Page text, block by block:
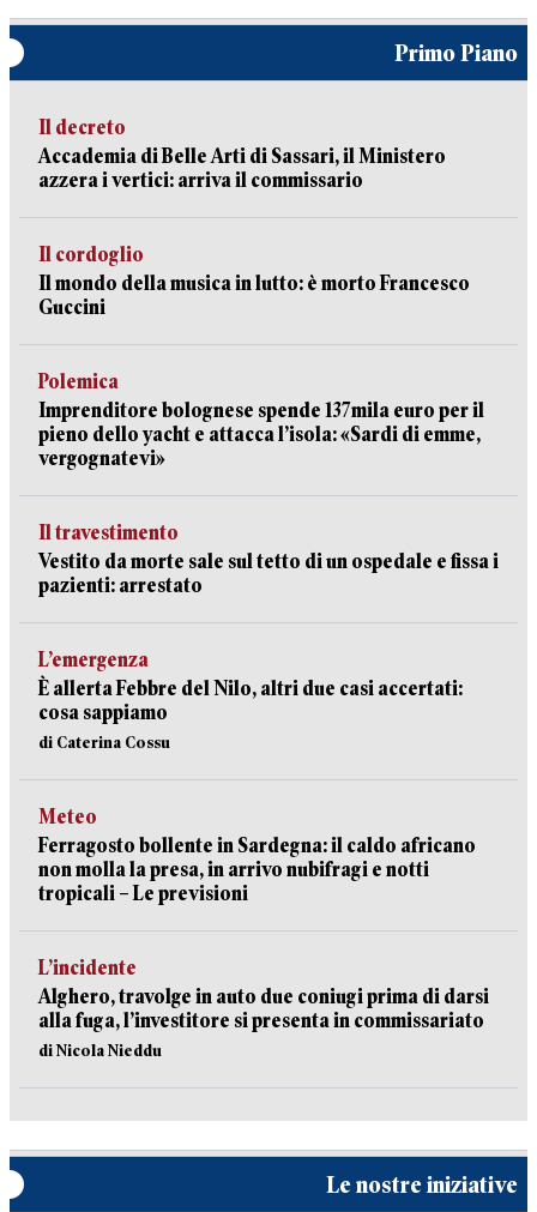
Primo Piano
Il decreto
Accademia di Belle Arti di Sassari, il Ministero
azzera i vertici: arriva il commissario
Il cordoglio
Il mondo della musica in lutto: è morto Francesco
Guccini
Polemica
Imprenditore bolognese spende 137mila euro per il
pieno dello yacht e attacca l’isola: «Sardi di emme,
vergognatevi»
Il travestimento
Vestito da morte sale sul tetto di un ospedale e fissa i
pazienti: arrestato
L’emergenza
È allerta Febbre del Nilo, altri due casi accertati:
cosa sappiamo
di Caterina Cossu
Meteo
Ferragosto bollente in Sardegna: il caldo africano
non molla la presa, in arrivo nubifragi e notti
tropicali – Le previsioni
L’incidente
Alghero, travolge in auto due coniugi prima di darsi
alla fuga, l’investitore si presenta in commissariato
di Nicola Nieddu
Le nostre iniziative